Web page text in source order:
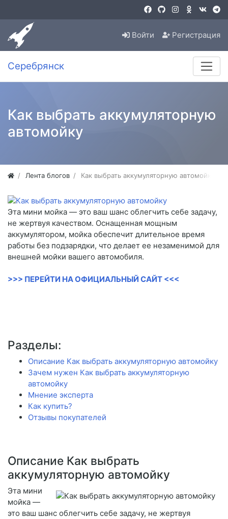
Войти Регистрация
Серебрянск
Как выбрать аккумуляторную
автомойку
Лента блогов Как выбрать аккумуляторную автомойку
Эта мини мойка — это ваш шанс облегчить себе задачу,
не жертвуя качеством. Оснащенная мощным
аккумулятором, мойка обеспечит длительное время
работы без подзарядки, что делает ее незаменимой для
внешней мойки вашего автомобиля.
>>> ПЕРЕЙТИ НА ОФИЦИАЛЬНЫЙ САЙТ <<<
Разделы:
Описание Как выбрать аккумуляторную автомойку
Зачем нужен Как выбрать аккумуляторную
автомойку
Мнение эксперта
Как купить?
Отзывы покупателей
Описание Как выбрать
аккумуляторную автомойку
Эта мини
мойка —
это ваш шанс облегчить себе задачу, не жертвуя